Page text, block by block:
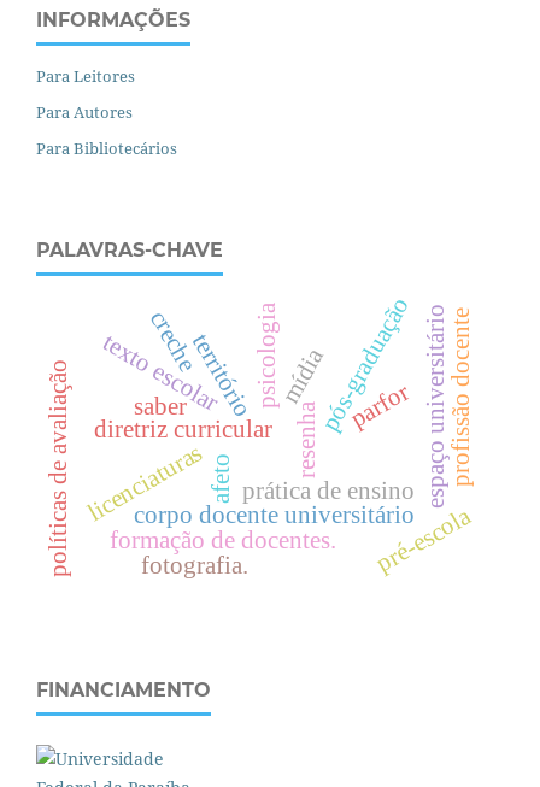
INFORMAÇÕES
Para Leitores
Para Autores
Para Bibliotecários
PALAVRAS-CHAVE
resenha
território
diretriz curricular
prática de ensino
texto escolar
políticas de avaliação espaço universitário
pós-graduação
saber
corpo docente universitário
mídia
licenciaturas
parfor
pré-escola
creche psicologia
formação de docentes.
profissão docente
fotografia.
afeto
FINANCIAMENTO